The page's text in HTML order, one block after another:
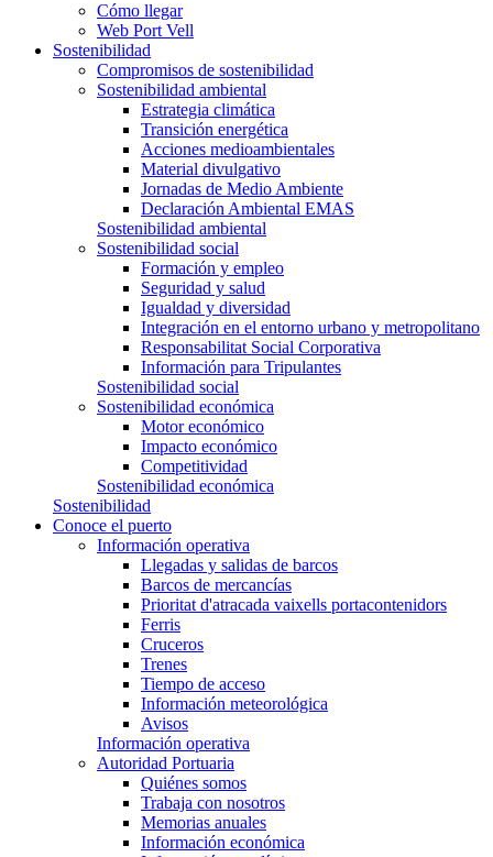
Cómo llegar
Web Port Vell
Sostenibilidad
Compromisos de sostenibilidad
Sostenibilidad ambiental
Estrategia climática
Transición energética
Acciones medioambientales
Material divulgativo
Jornadas de Medio Ambiente
Declaración Ambiental EMAS
Sostenibilidad ambiental
Sostenibilidad social
Formación y empleo
Seguridad y salud
Igualdad y diversidad
Integración en el entorno urbano y metropolitano
Responsabilitat Social Corporativa
Información para Tripulantes
Sostenibilidad social
Sostenibilidad económica
Motor económico
Impacto económico
Competitividad
Sostenibilidad económica
Sostenibilidad
Conoce el puerto
Información operativa
Llegadas y salidas de barcos
Barcos de mercancías
Prioritat d'atracada vaixells portacontenidors
Ferris
Cruceros
Trenes
Tiempo de acceso
Información meteorológica
Avisos
Información operativa
Autoridad Portuaria
Quiénes somos
Trabaja con nosotros
Memorias anuales
Información económica